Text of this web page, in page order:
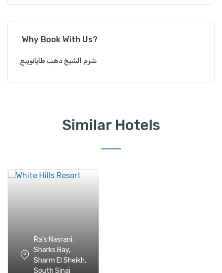
Why Book With Us?
شرم الشيخ دهب طايانويبع
Similar Hotels
Ra’s Nasrani,
Sharks Bay,
Sharm El Sheikh,
South Sinai